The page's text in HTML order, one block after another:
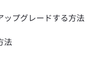
ップグレードする方法
法